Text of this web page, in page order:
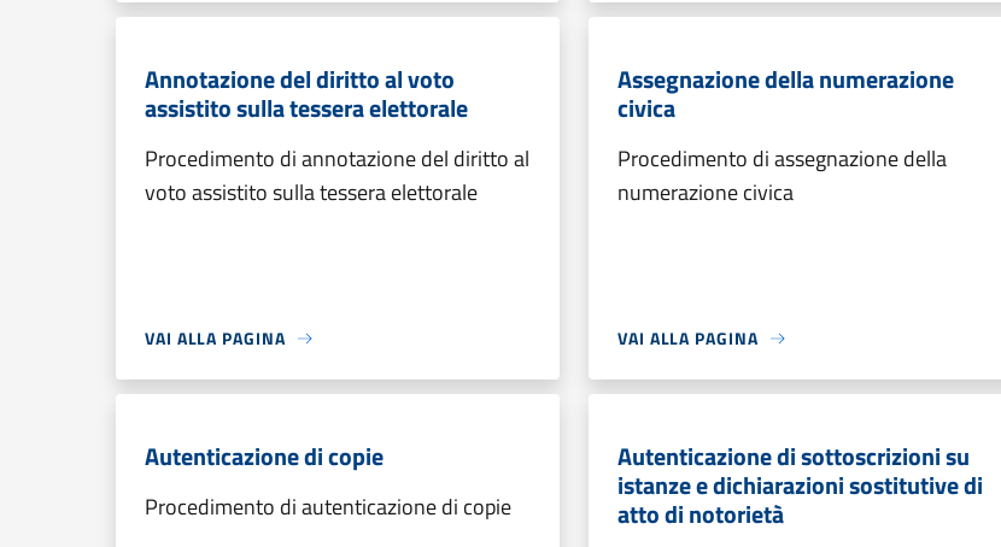
Annotazione del diritto al voto
assistito sulla tessera elettorale
Procedimento di annotazione del diritto al
voto assistito sulla tessera elettorale
VAI ALLA PAGINA
Assegnazione della numerazione
civica
Procedimento di assegnazione della
numerazione civica
VAI ALLA PAGINA
Autenticazione di copie
Procedimento di autenticazione di copie
Autenticazione di sottoscrizioni su
istanze e dichiarazioni sostitutive di
atto di notorietà